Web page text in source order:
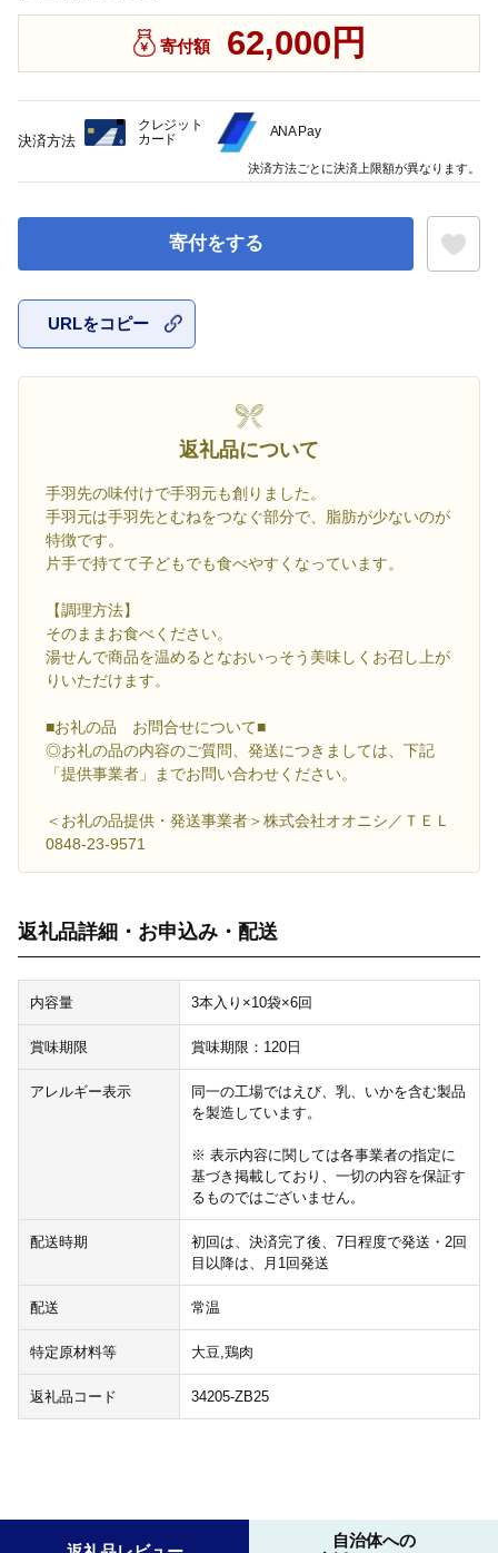
寄付額 62,000円
寄付をする
URLをコピー
返礼品について
手羽先の味付けで手羽元も創りました。
手羽元は手羽先とむねをつなぐ部分で、脂肪が少ないのが
特徴です。
片手で持てて子どもでも食べやすくなっています。
【調理方法】
そのままお食べください。
湯せんで商品を温めるとなおいっそう美味しくお召し上が
りいただけます。
■お礼の品 お問合せについて■
◎お礼の品の内容のご質問、発送につきましては、下記
「提供事業者」までお問い合わせください。
＜お礼の品提供・発送事業者＞株式会社オオニシ／ＴＥＬ
0848-23-9571
返礼品詳細・お申込み・配送
内容量 3本入り×10袋×6回
賞味期限 賞味期限：120日
アレルギー表示
同一の工場ではえび、乳、いかを含む製品
を製造しています。
※ 表示内容に関しては各事業者の指定に
基づき掲載しており、一切の内容を保証す
るものではございません。
配送時期
初回は、決済完了後、7日程度で発送・2回
目以降は、月1回発送
配送 常温
特定原材料等 大豆,鶏肉
返礼品コード 34205-ZB25
決済方法
クレジット
カード
ANA Pay
決済方法ごとに決済上限額が異なります。
自治体への